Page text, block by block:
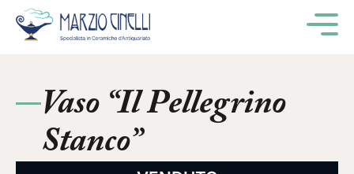
Vaso “Il Pellegrino
Stanco”